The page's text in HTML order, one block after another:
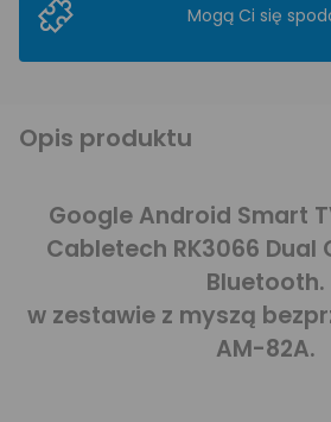
Mogą Ci się
Opis produktu
Google Android Smart
Cabletech RK3066 Dual
Bluetooth.
w zestawie z myszą
AM-82A.